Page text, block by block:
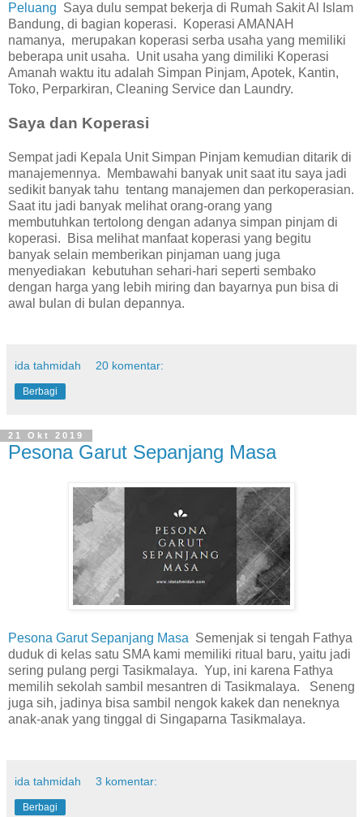
Peluang Saya dulu sempat bekerja di Rumah Sakit Al Islam
Bandung, di bagian koperasi. Koperasi AMANAH
namanya, merupakan koperasi serba usaha yang memiliki
beberapa unit usaha. Unit usaha yang dimiliki Koperasi
Amanah waktu itu adalah Simpan Pinjam, Apotek, Kantin,
Toko, Perparkiran, Cleaning Service dan Laundry.
Saya dan Koperasi
Sempat jadi Kepala Unit Simpan Pinjam kemudian ditarik di
manajemennya. Membawahi banyak unit saat itu saya jadi
sedikit banyak tahu tentang manajemen dan perkoperasian.
Saat itu jadi banyak melihat orang-orang yang
membutuhkan tertolong dengan adanya simpan pinjam di
koperasi. Bisa melihat manfaat koperasi yang begitu
banyak selain memberikan pinjaman uang juga
menyediakan kebutuhan sehari-hari seperti sembako
dengan harga yang lebih miring dan bayarnya pun bisa di
awal bulan di bulan depannya.
ida tahmidah 20 komentar:
Berbagi
21 Okt 2019
Pesona Garut Sepanjang Masa
Pesona Garut Sepanjang Masa Semenjak si tengah Fathya
duduk di kelas satu SMA kami memiliki ritual baru, yaitu jadi
sering pulang pergi Tasikmalaya. Yup, ini karena Fathya
memilih sekolah sambil mesantren di Tasikmalaya. Seneng
juga sih, jadinya bisa sambil nengok kakek dan neneknya
anak-anak yang tinggal di Singaparna Tasikmalaya.
ida tahmidah 3 komentar:
Berbagi